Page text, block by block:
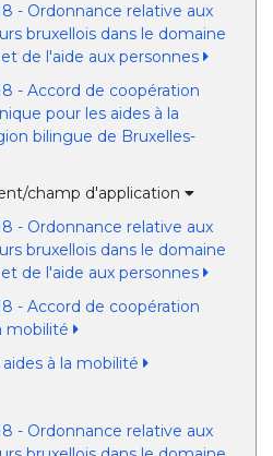
- Ordonnance relative aux
bruxellois dans le domaine
de l'aide aux personnes
- Accord de coopération
pour les aides à la
bilingue de Bruxelles-
champ d'application
- Ordonnance relative aux
bruxellois dans le domaine
de l'aide aux personnes
- Accord de coopération
mobilité
à la mobilité
- Ordonnance relative aux